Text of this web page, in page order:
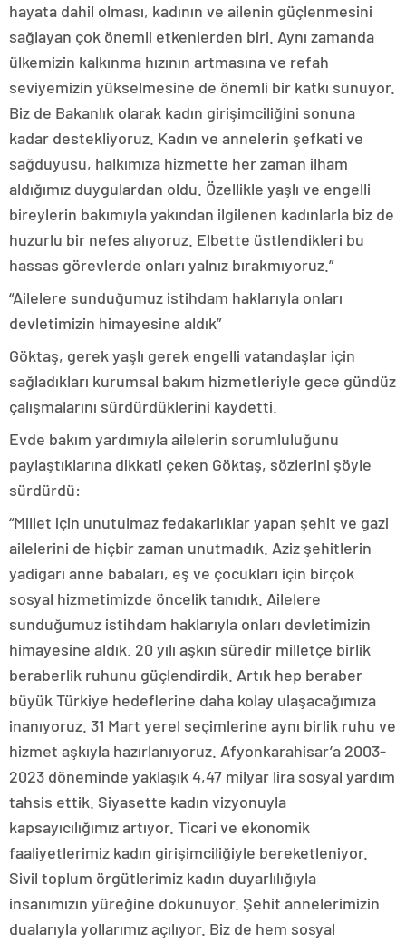
hayata dahil olması, kadının ve ailenin güçlenmesini
sağlayan çok önemli etkenlerden biri. Aynı zamanda
ülkemizin kalkınma hızının artmasına ve refah
seviyemizin yükselmesine de önemli bir katkı sunuyor.
Biz de Bakanlık olarak kadın girişimciliğini sonuna
kadar destekliyoruz. Kadın ve annelerin şefkati ve
sağduyusu, halkımıza hizmette her zaman ilham
aldığımız duygulardan oldu. Özellikle yaşlı ve engelli
bireylerin bakımıyla yakından ilgilenen kadınlarla biz de
huzurlu bir nefes alıyoruz. Elbette üstlendikleri bu
hassas görevlerde onları yalnız bırakmıyoruz.”
“Ailelere sunduğumuz istihdam haklarıyla onları
devletimizin himayesine aldık”
Göktaş, gerek yaşlı gerek engelli vatandaşlar için
sağladıkları kurumsal bakım hizmetleriyle gece gündüz
çalışmalarını sürdürdüklerini kaydetti.
Evde bakım yardımıyla ailelerin sorumluluğunu
paylaştıklarına dikkati çeken Göktaş, sözlerini şöyle
sürdürdü:
“Millet için unutulmaz fedakarlıklar yapan şehit ve gazi
ailelerini de hiçbir zaman unutmadık. Aziz şehitlerin
yadigarı anne babaları, eş ve çocukları için birçok
sosyal hizmetimizde öncelik tanıdık. Ailelere
sunduğumuz istihdam haklarıyla onları devletimizin
himayesine aldık. 20 yılı aşkın süredir milletçe birlik
beraberlik ruhunu güçlendirdik. Artık hep beraber
büyük Türkiye hedeflerine daha kolay ulaşacağımıza
inanıyoruz. 31 Mart yerel seçimlerine aynı birlik ruhu ve
hizmet aşkıyla hazırlanıyoruz. Afyonkarahisar’a 2003-
2023 döneminde yaklaşık 4,47 milyar lira sosyal yardım
tahsis ettik. Siyasette kadın vizyonuyla
kapsayıcılığımız artıyor. Ticari ve ekonomik
faaliyetlerimiz kadın girişimciliğiyle bereketleniyor.
Sivil toplum örgütlerimiz kadın duyarlılığıyla
insanımızın yüreğine dokunuyor. Şehit annelerimizin
dualarıyla yollarımız açılıyor. Biz de hem sosyal